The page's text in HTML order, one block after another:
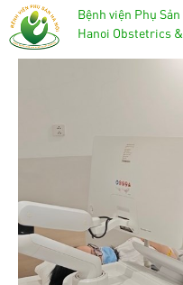
Bệnh viện Phụ Sản
Hanoi Obstetrics